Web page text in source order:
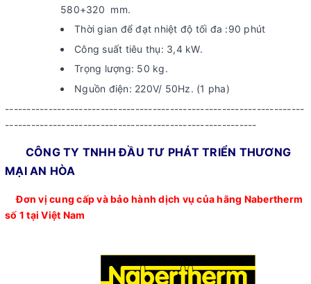
580+320 mm.
Thời gian để đạt nhiệt độ tối đa :90 phút
Công suất tiêu thụ: 3,4 kW.
Trọng lượng: 50 kg.
Nguồn điện: 220V/ 50Hz. (1 pha)
---------------------------------------------------------------------
----------------------------------------------------------
CÔNG TY TNHH ĐẦU TƯ PHÁT TRIỂN THƯƠNG
MẠI AN HÒA
Đơn vị cung cấp và bảo hành dịch vụ của hãng Nabertherm
số 1 tại Việt Nam